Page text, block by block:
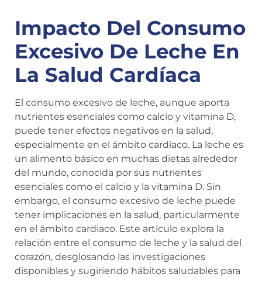
Impacto Del Consumo
Excesivo De Leche En
La Salud Cardíaca
El consumo excesivo de leche, aunque aporta
nutrientes esenciales como calcio y vitamina D,
puede tener efectos negativos en la salud,
especialmente en el ámbito cardíaco. La leche es
un alimento básico en muchas dietas alrededor
del mundo, conocida por sus nutrientes
esenciales como el calcio y la vitamina D. Sin
embargo, el consumo excesivo de leche puede
tener implicaciones en la salud, particularmente
en el ámbito cardiaco. Este artículo explora la
relación entre el consumo de leche y la salud del
corazón, desglosando las investigaciones
disponibles y sugiriendo hábitos saludables para